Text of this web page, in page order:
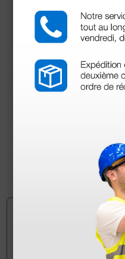
Estetoscopio Riester